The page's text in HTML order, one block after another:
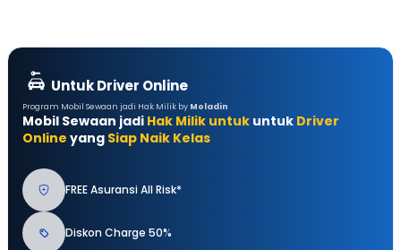
Untuk Driver Online
Program Mobil Sewaan jadi Hak Milik by Moladin
Mobil Sewaan jadi Hak Milik untuk untuk Driver
Online yang Siap Naik Kelas
FREE Asuransi All Risk*
Diskon Charge 50%